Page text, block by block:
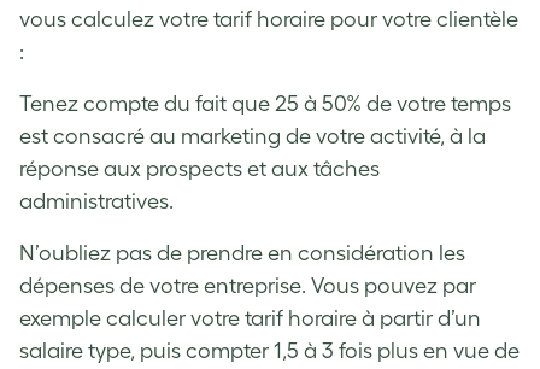
vous calculez votre tarif horaire pour votre clientèle
:
Tenez compte du fait que 25 à 50% de votre temps
est consacré au marketing de votre activité, à la
réponse aux prospects et aux tâches
administratives.
N’oubliez pas de prendre en considération les
dépenses de votre entreprise. Vous pouvez par
exemple calculer votre tarif horaire à partir d’un
salaire type, puis compter 1,5 à 3 fois plus en vue de